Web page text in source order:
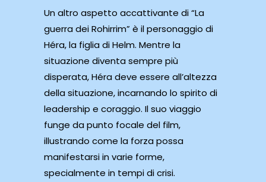
Un altro aspetto accattivante di “La
guerra dei Rohirrim” è il personaggio di
Héra, la figlia di Helm. Mentre la
situazione diventa sempre più
disperata, Héra deve essere all’altezza
della situazione, incarnando lo spirito di
leadership e coraggio. Il suo viaggio
funge da punto focale del film,
illustrando come la forza possa
manifestarsi in varie forme,
specialmente in tempi di crisi.